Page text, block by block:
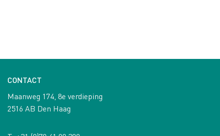
CONTACT
Maanweg 174, 8e verdieping
2516 AB Den Haag